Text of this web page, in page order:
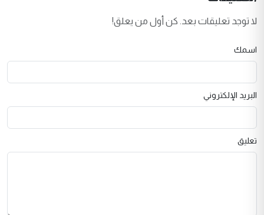
لا توجد تعليقات بعد. كن أول من يعلق!
اسمك
البريد الإلكتروني
تعليق